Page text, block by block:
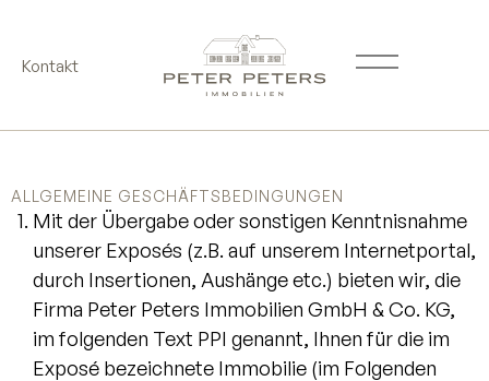
Kontakt
ALLGEMEINE GESCHÄFTSBEDINGUNGEN
Mit der Übergabe oder sonstigen Kenntnisnahme
unserer Exposés (z.B. auf unserem Internetportal,
durch Insertionen, Aushänge etc.) bieten wir, die
Firma Peter Peters Immobilien GmbH & Co. KG,
im folgenden Text PPI genannt, Ihnen für die im
Exposé bezeichnete Immobilie (im Folgenden